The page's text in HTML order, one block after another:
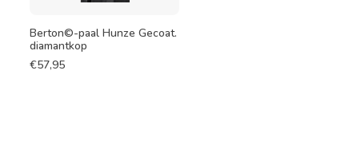
Berton©-paal Hunze Gecoat.
diamantkop
€57,95